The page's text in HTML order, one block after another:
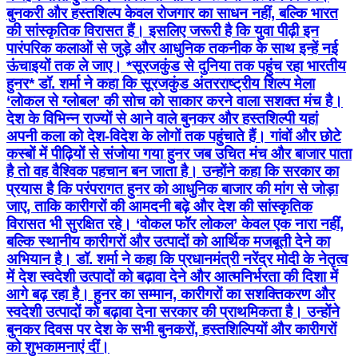
बुनकरी और हस्तशिल्प केवल रोजगार का साधन नहीं, बल्कि भारत
की सांस्कृतिक विरासत हैं। इसलिए जरूरी है कि युवा पीढ़ी इन
पारंपरिक कलाओं से जुड़े और आधुनिक तकनीक के साथ इन्हें नई
ऊंचाइयों तक ले जाए। *सूरजकुंड से दुनिया तक पहुंच रहा भारतीय
हुनर* डॉ. शर्मा ने कहा कि सूरजकुंड अंतरराष्ट्रीय शिल्प मेला
‘लोकल से ग्लोबल’ की सोच को साकार करने वाला सशक्त मंच है।
देश के विभिन्न राज्यों से आने वाले बुनकर और हस्तशिल्पी यहां
अपनी कला को देश-विदेश के लोगों तक पहुंचाते हैं। गांवों और छोटे
कस्बों में पीढ़ियों से संजोया गया हुनर जब उचित मंच और बाजार पाता
है तो वह वैश्विक पहचान बन जाता है। उन्होंने कहा कि सरकार का
प्रयास है कि परंपरागत हुनर को आधुनिक बाजार की मांग से जोड़ा
जाए, ताकि कारीगरों की आमदनी बढ़े और देश की सांस्कृतिक
विरासत भी सुरक्षित रहे। ‘वोकल फॉर लोकल’ केवल एक नारा नहीं,
बल्कि स्थानीय कारीगरों और उत्पादों को आर्थिक मजबूती देने का
अभियान है। डॉ. शर्मा ने कहा कि प्रधानमंत्री नरेंद्र मोदी के नेतृत्व
में देश स्वदेशी उत्पादों को बढ़ावा देने और आत्मनिर्भरता की दिशा में
आगे बढ़ रहा है। हुनर का सम्मान, कारीगरों का सशक्तिकरण और
स्वदेशी उत्पादों को बढ़ावा देना सरकार की प्राथमिकता है। उन्होंने
बुनकर दिवस पर देश के सभी बुनकरों, हस्तशिल्पियों और कारीगरों
को शुभकामनाएं दीं।